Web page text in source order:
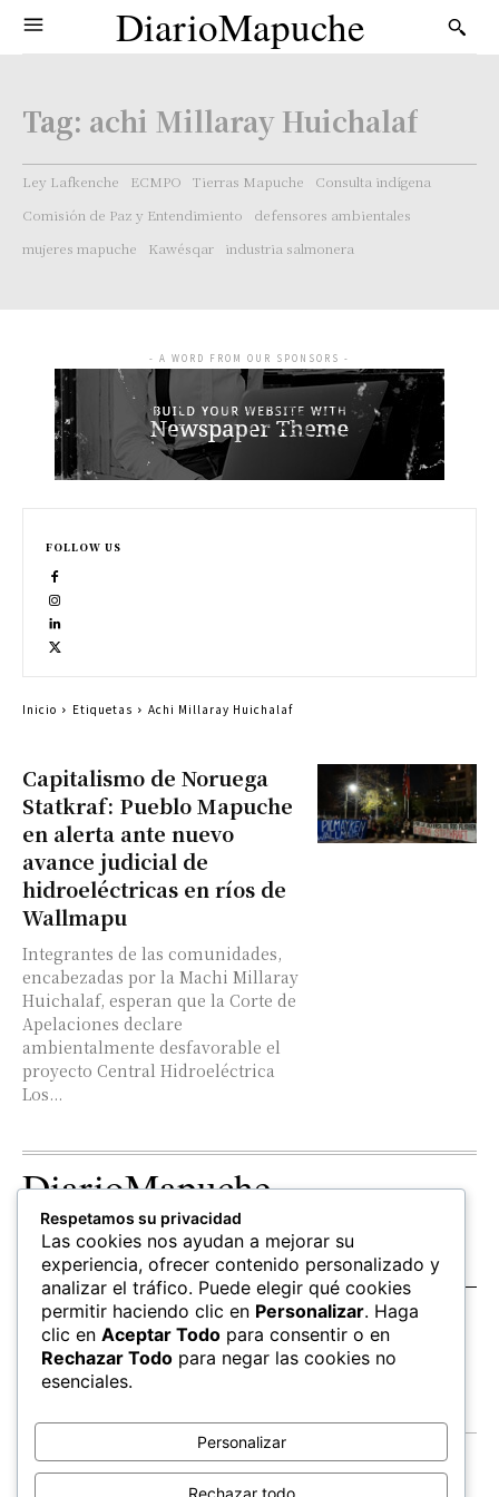
DiarioMapuche
Tag: achi Millaray Huichalaf
Ley Lafkenche ECMPO Tierras Mapuche
Consulta indígena
Comisión de Paz y Entendimiento
defensores ambientales
mujeres mapuche
Kawésqar industria salmonera
Capitalismo de Noruega
Statkraf: Pueblo Mapuche
en alerta ante nuevo
avance judicial de
hidroeléctricas en ríos de
Wallmapu
Integrantes de las comunidades,
encabezadas por la Machi Millaray
Huichalaf, esperan que la Corte de
Apelaciones declare
ambientalmente desfavorable el
proyecto Central Hidroeléctrica
Los...
- A WORD FROM OUR SPONSORS -
FOLLOW US
Inicio Etiquetas Achi Millaray Huichalaf
DiarioMapuche
TERRITORIO CULTURA
Patrimonio
OPINION
Columnistas
SALUD
hierbas
EDUCACIÓN
Mapudungun
Estudiantes
FOLLOW US
Apoya
Respetamos su privacidad
Las cookies nos ayudan a mejorar su
experiencia, ofrecer contenido personalizado y
analizar el tráfico. Puede elegir qué cookies
permitir haciendo clic en Personalizar. Haga
clic en Aceptar Todo para consentir o en
Rechazar Todo para negar las cookies no
esenciales.
Personalizar
Rechazar todo